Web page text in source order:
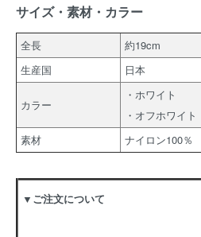
サイズ・素材・カラー
全長
約19cm
生産国
日本
カラー
・ホワイト
・オフホワイト
素材
ナイロン100％
▼ご注文について